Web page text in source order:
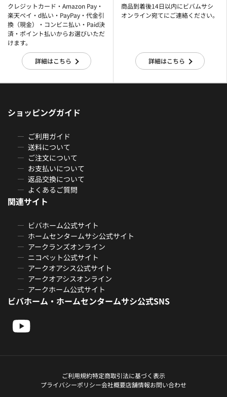
クレジットカード・Amazon Pay・
楽天ぺイ・d払い・PayPay・代金引
換（現金）・コンビニ払い・Paid決
済・ポイント払いからお選びいただ
けます。
詳細はこちら
商品到着後14日以内にビバムサシ
オンライン宛てにご連絡ください。
詳細はこちら
ショッピングガイド
ご利用ガイド
送料について
ご注文について
お支払いについて
返品交換について
よくあるご質問
関連サイト
ビバホーム公式サイト
ホームセンタームサシ公式サイト
アークランズオンライン
ニコペット公式サイト
アークオアシス公式サイト
アークオアシスオンライン
アークホーム公式サイト
ビバホーム・ホームセンタームサシ公式SNS
ご利用規約特定商取引法に基づく表示
プライバシーポリシー会社概要店舗情報お問い合わせ